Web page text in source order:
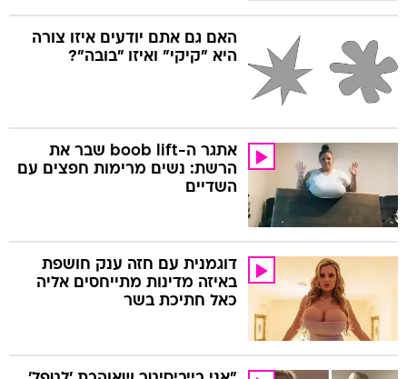
האם גם אתם יודעים איזו צורה
היא "קיקי" ואיזו "בובה"?
אתגר ה-boob lift שבר את
הרשת: נשים מרימות חפצים עם
השדיים
דוגמנית עם חזה ענק חושפת
באיזה מדינות מתייחסים אליה
כאל חתיכת בשר